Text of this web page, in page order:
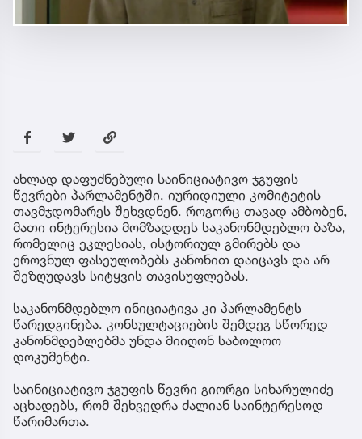
ახლად დაფუძნებული საინიციატივო ჯგუფის
წევრები პარლამენტში, იურიდიული კომიტეტის
თავმჯდომარეს შეხვდნენ. როგორც თავად ამბობენ,
მათი ინტერესია მომზადდეს საკანონმდებლო ბაზა,
რომელიც ეკლესიას, ისტორიულ გმირებს და
ეროვნულ ფასეულობებს კანონით დაიცავს და არ
შეზღუდავს სიტყვის თავისუფლებას.
საკანონმდებლო ინიციატივა კი პარლამენტს
წარედგინება. კონსულტაციების შემდეგ სწორედ
კანონმდებლებმა უნდა მიიღონ საბოლოო
დოკუმენტი.
საინიციატივო ჯგუფის წევრი გიორგი სიხარულიძე
აცხადებს, რომ შეხვედრა ძალიან საინტერესოდ
წარიმართა.